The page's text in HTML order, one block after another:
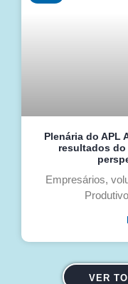
Plenária do APL
resultados do
Empresários,
VER